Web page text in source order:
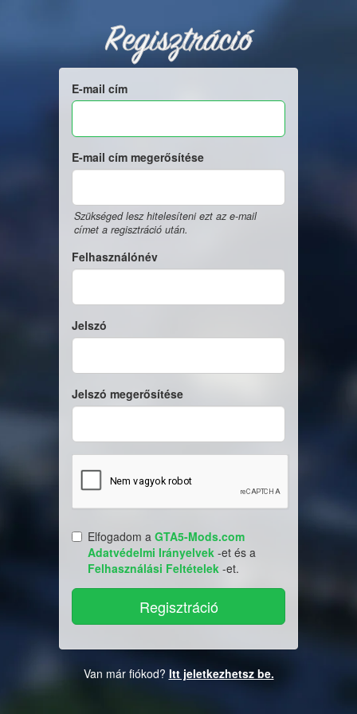
Regisztráció
E-mail cím
E-mail cím megerősítése
Szükséged lesz hitelesíteni ezt az e-mail
címet a regisztráció után.
Felhasználónév
Jelszó
Jelszó megerősítése
Elfogadom a GTA5-Mods.com
Adatvédelmi Irányelvek -et és a
Felhasználási Feltételek -et.
Van már fiókod? Itt jeletkezhetsz be.